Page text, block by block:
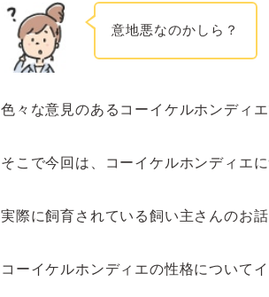
意地悪なのかしら？
色々な意見のあるコーイケルホンディ
そこで今回は、コーイケルホンディエ
実際に飼育されている飼い主さんのお話
コーイケルホンディエの性格について